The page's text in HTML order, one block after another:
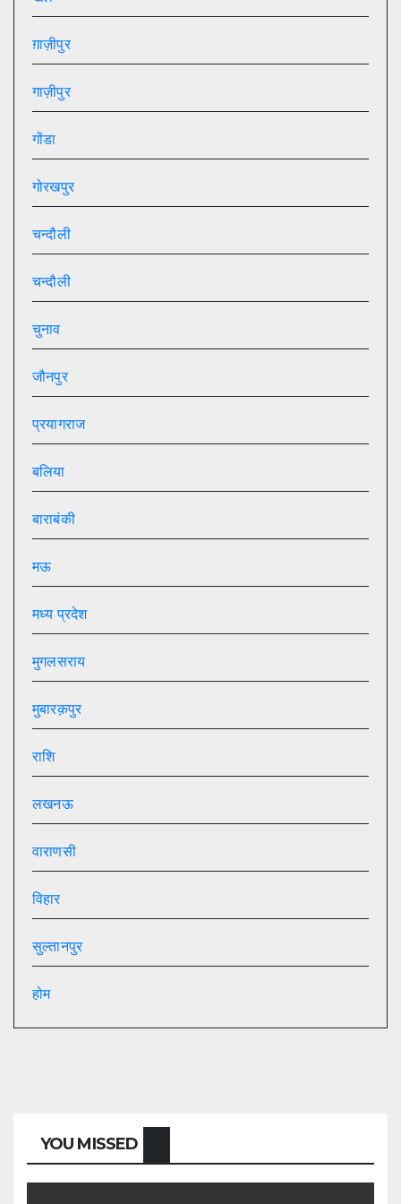
ग़ाज़ीपुर
गाज़ीपुर
गोंडा
गोरखपुर
चन्दौली
चन्दौली
चुनाव
जौनपुर
प्रयागराज
बलिया
बाराबंकी
मऊ
मध्य प्रदेश
मुगलसराय
मुबारक़पुर
राशि
लखनऊ
वाराणसी
विहार
सुल्तानपुर
होम
YOU MISSED